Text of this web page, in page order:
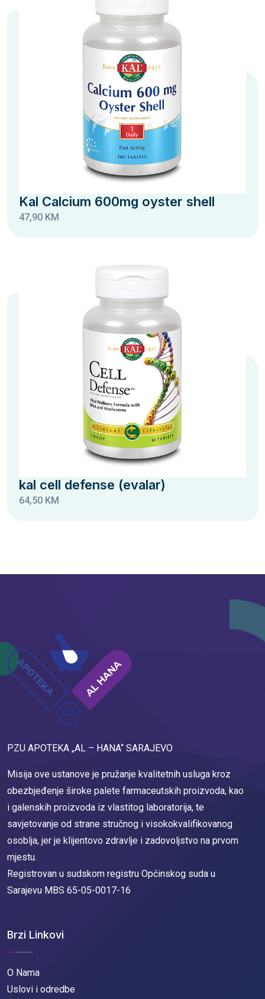
Kal Calcium 600mg oyster shell
47,90 KM
kal cell defense (evalar)
64,50 KM
PZU APOTEKA „AL – HANA“ SARAJEVO
Misija ove ustanove je pružanje kvalitetnih usluga kroz
obezbjeđenje široke palete farmaceutskih proizvoda, kao
i galenskih proizvoda iz vlastitog laboratorija, te
savjetovanje od strane stručnog i visokokvalifikovanog
osoblja, jer je klijentovo zdravlje i zadovoljstvo na prvom
mjestu.
Registrovan u sudskom registru Općinskog suda u
Sarajevu MBS 65-05-0017-16
Brzi Linkovi
O Nama
Uslovi i odredbe